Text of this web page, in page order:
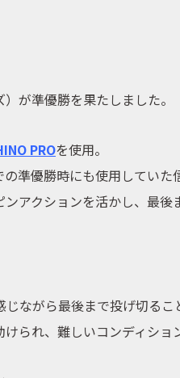
が準優勝を果たしました。
PROを使用。
準優勝時にも使用していた
アクションを活かし、最後
ながら最後まで投げ切るこ
られ、難しいコンディシ